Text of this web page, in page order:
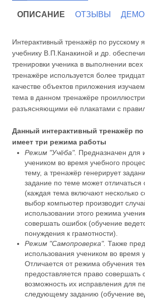
ОПИСАНИЕ ОТЗЫВЫ ДЕМО
Интерактивный тренажёр по русскому
учебнику В.П.Канакиной и др.
тренировки ученика в выполнении
тренажёре используется более
качестве объектов приложения
тема в данном тренажёре
разъясняющими её плакатами с
Данный интерактивный тренажёр
имеет три режима работы
Режим "Учёба". Предназначен для
учеником во время учебного
тему, а тренажёр генерирует
задание по теме может
(каждая тема включают несколько
выбор компьютер производит
использовании этого режима
совершать ошибок (обучение
понуждения к грамотности).
Режим "Самопроверка". Также
использования учеником во время
Отличается от режима обучения
предоставляется право совершать
возможность их исправления для
следующему заданию (обучение